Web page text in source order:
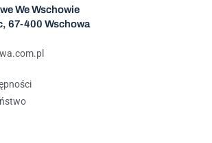
We Wschowie
67-400 Wschowa